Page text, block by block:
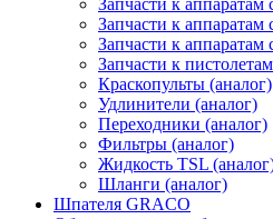
Запчасти к
Запчасти к
Запчасти к
Краскопульты (аналог)
Удлинители (аналог)
Переходники (аналог)
Фильтры (аналог)
Жидкость TSL
Шланги (аналог)
Шпателя GRACO